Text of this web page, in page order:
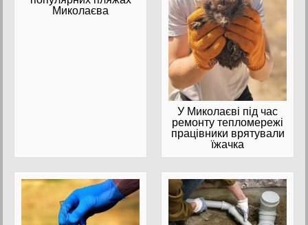
Миколаєва
У Миколаєві під час
ремонту тепломережі
працівники врятували
їжачка